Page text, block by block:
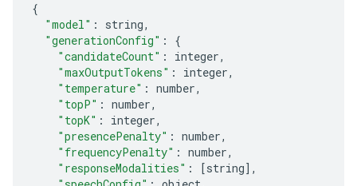
{
"model" : string,
"generationConfig" :
{
"candidateCount" : integer,
"maxOutputTokens" : integer,
"temperature" : number,
"topP" : number,
"topK" : integer,
"presencePenalty" : number,
"frequencyPenalty" : number,
"responseModalities" : [string],